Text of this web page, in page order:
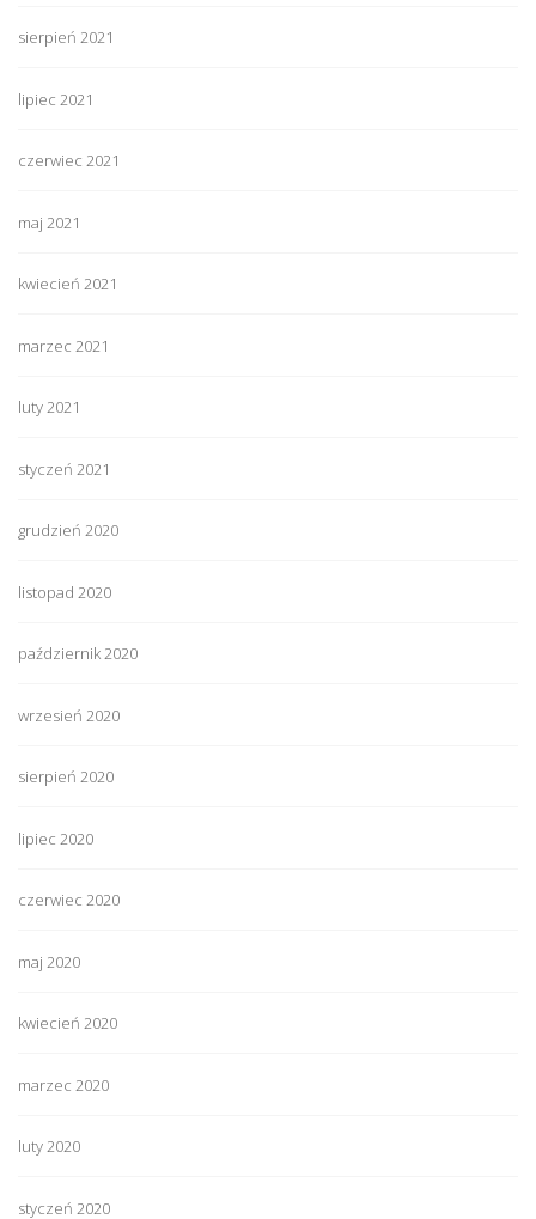
sierpień 2021
lipiec 2021
czerwiec 2021
maj 2021
kwiecień 2021
marzec 2021
luty 2021
styczeń 2021
grudzień 2020
listopad 2020
październik 2020
wrzesień 2020
sierpień 2020
lipiec 2020
czerwiec 2020
maj 2020
kwiecień 2020
marzec 2020
luty 2020
styczeń 2020